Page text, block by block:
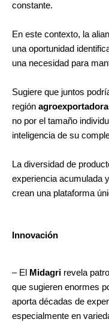
constante.
En este contexto, la
una oportunidad
una necesidad para
Sugiere que juntos
región agroexportadora
no por el tamaño
inteligencia de su
La diversidad de
experiencia acumulada
crean una plataforma
Innovación
– El Midagri revela
que sugieren enormes
aporta décadas de
especialmente en